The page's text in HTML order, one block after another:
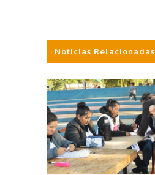
Noticias Relacionadas